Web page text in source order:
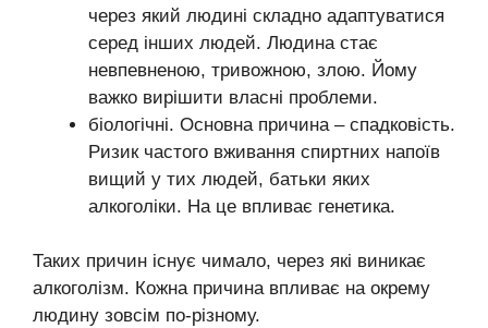
через який людині складно адаптуватися
серед інших людей. Людина стає
невпевненою, тривожною, злою. Йому
важко вирішити власні проблеми.
біологічні. Основна причина – спадковість.
Ризик частого вживання спиртних напоїв
вищий у тих людей, батьки яких
алкоголіки. На це впливає генетика.
Таких причин існує чимало, через які виникає
алкоголізм. Кожна причина впливає на окрему
людину зовсім по-різному.